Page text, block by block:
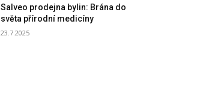
Salveo prodejna bylin: Brána do
světa přírodní medicíny
23.7.2025